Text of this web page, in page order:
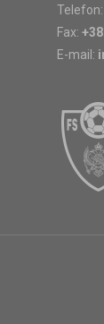
Telefon:
Fax:
E-mail: